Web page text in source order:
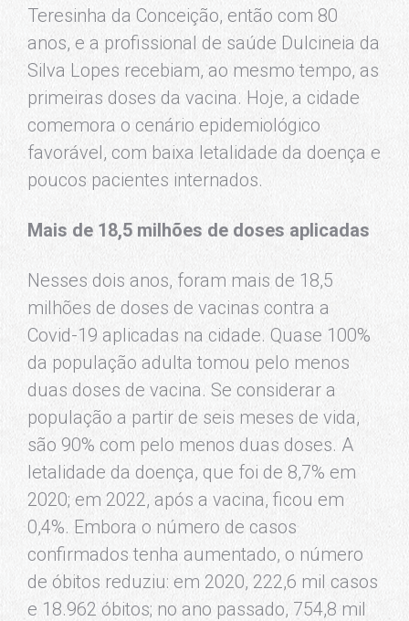
Teresinha da Conceição, então com 80
anos, e a profissional de saúde Dulcineia da
Silva Lopes recebiam, ao mesmo tempo, as
primeiras doses da vacina. Hoje, a cidade
comemora o cenário epidemiológico
favorável, com baixa letalidade da doença e
poucos pacientes internados.
Mais de 18,5 milhões de doses aplicadas
Nesses dois anos, foram mais de 18,5
milhões de doses de vacinas contra a
Covid-19 aplicadas na cidade. Quase 100%
da população adulta tomou pelo menos
duas doses de vacina. Se considerar a
população a partir de seis meses de vida,
são 90% com pelo menos duas doses. A
letalidade da doença, que foi de 8,7% em
2020; em 2022, após a vacina, ficou em
0,4%. Embora o número de casos
confirmados tenha aumentado, o número
de óbitos reduziu: em 2020, 222,6 mil casos
e 18.962 óbitos; no ano passado, 754,8 mil